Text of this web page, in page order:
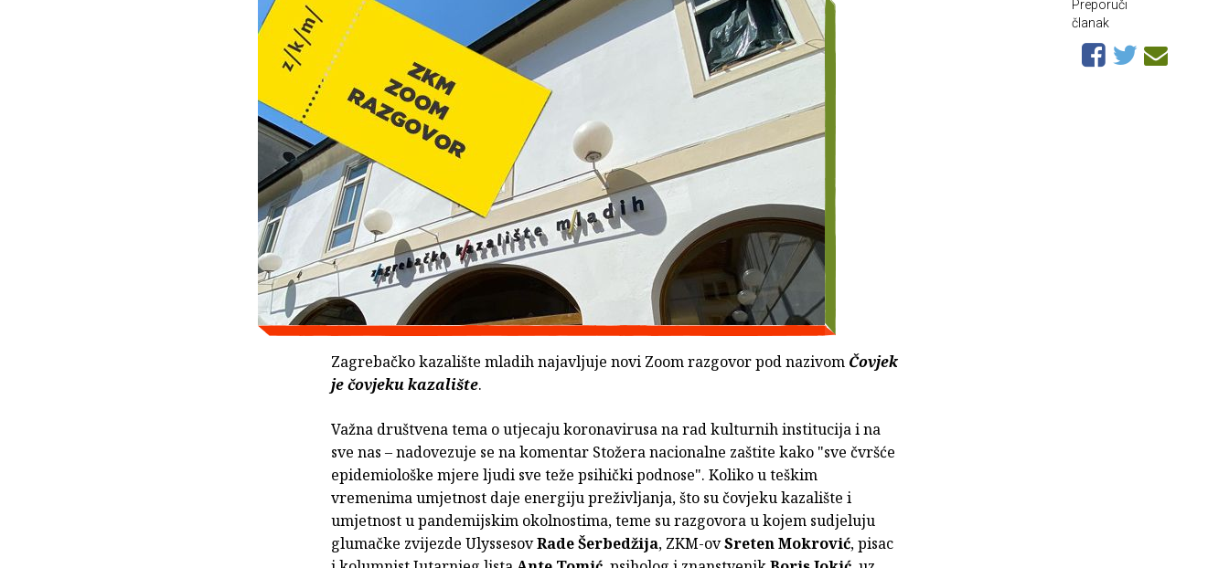
Zagrebačko kazalište mladih najavljuje novi Zoom razgovor pod nazivom Čovjek
je čovjeku kazalište.
Važna društvena tema o utjecaju koronavirusa na rad kulturnih institucija i na
sve nas – nadovezuje se na komentar Stožera nacionalne zaštite kako "sve čvršće
epidemiološke mjere ljudi sve teže psihički podnose". Koliko u teškim
vremenima umjetnost daje energiju preživljanja, što su čovjeku kazalište i
umjetnost u pandemijskim okolnostima, teme su razgovora u kojem sudjeluju
glumačke zvijezde UlyssesovRade Šerbedžija, ZKM-ovSreten Mokrović, pisac
Preporuči
članak